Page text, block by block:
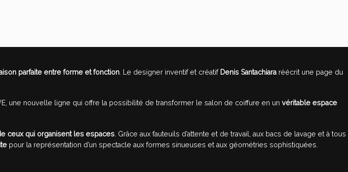
parfaite entre forme et fonction . Le designer inventif et créatif Denis Santachiara réécrit une page du
une nouvelle ligne qui offre la possibilité de transformer le salon de coiffure en un véritable espace
ceux qui organisent les espaces . Grâce aux fauteuils d’attente et de travail, aux bacs de lavage et à tous
pour la représentation d’un spectacle aux formes sinueuses et aux géométries sophistiquées.